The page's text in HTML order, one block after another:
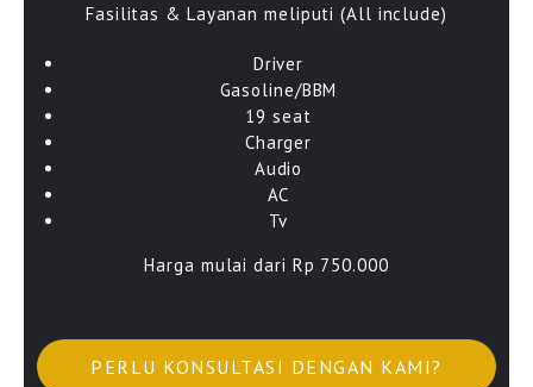
Fasilitas & Layanan meliputi (All include)
Driver
Gasoline/BBM
19 seat
Charger
Audio
AC
Tv
Harga mulai dari Rp 750.000
PERLU KONSULTASI DENGAN KAMI?